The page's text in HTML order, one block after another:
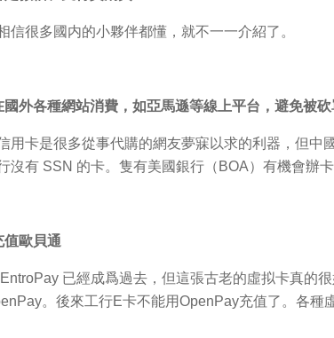
信很多國内的小夥伴都懂，就不一一介紹了。
國外各種網站消費，如亞馬遜等線上平台，避免被砍
用卡是很多從事代購的網友夢寐以求的利器，但
沒有 SSN 的卡。隻有美國銀行（BOA）有機會辦
值歐貝通
已經成爲過去，但這張古老的虛拟卡真的
。後來工行E卡不能用OpenPay充值了。各種